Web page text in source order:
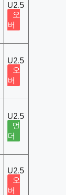
U2.5
오
버
U2.5
오
버
U2.5
언
더
U2.5
오
버